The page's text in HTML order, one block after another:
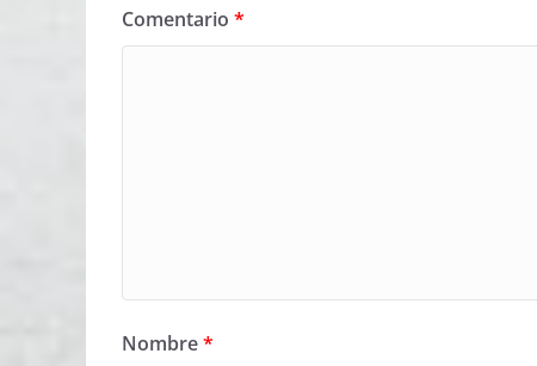
Comentario *
Nombre*